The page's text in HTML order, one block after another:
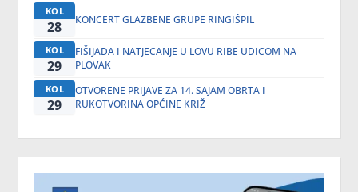
KOL
28 KONCERT GLAZBENE GRUPE RINGIŠPIL
KOL
29
FIŠIJADA I NATJECANJE U LOVU RIBE UDICOM NA
PLOVAK
KOL
29
OTVORENE PRIJAVE ZA 14. SAJAM OBRTA I
RUKOTVORINA OPĆINE KRIŽ